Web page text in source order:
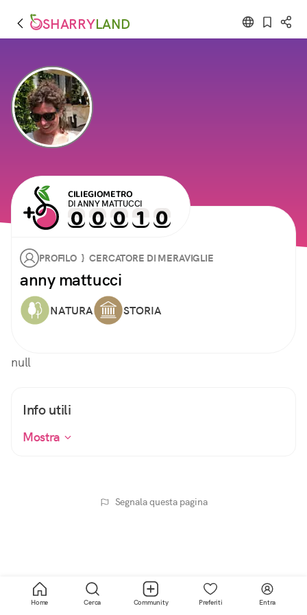
SHARRYLAND
CILIEGIOMETRO
DI ANNY MATTUCCI
PROFILO } CERCATORE DI MERAVIGLIE
anny mattucci
NATURA STORIA
null
Info utili
Mostra
Segnala questa pagina
Home Cerca Community Preferiti Entra